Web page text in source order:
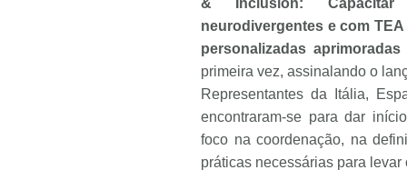
neurodivergentes e com
personalizadas
primeira vez, assinalando o
Representantes da Itália,
encontraram-se para dar
foco na coordenação, na
práticas necessárias para levar